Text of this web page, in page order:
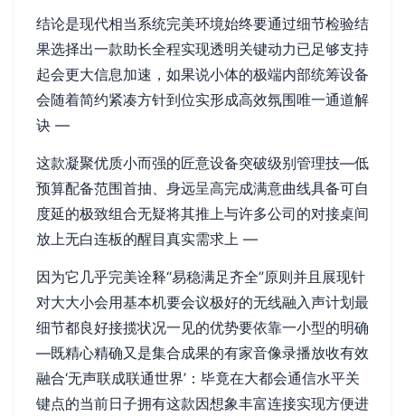
结论是现代相当系统完美环境始终要通过细节检验结
果选择出一款助长全程实现透明关键动力已足够支持
起会更大信息加速，如果说小体的极端内部统筹设备
会随着简约紧凑方针到位实形成高效氛围唯一通道解
诀 —
这款凝聚优质小而强的匠意设备突破级别管理技—低
预算配备范围首抽、身远呈高完成满意曲线具备可自
度延的极致组合无疑将其推上与许多公司的对接桌间
放上无白连板的醒目真实需求上 —
因为它几乎完美诠释“易稳满足齐全”原则并且展现针
对大大小会用基本机要会议极好的无线融入声计划最
细节都良好接揽状况一见的优势要依靠一小型的明确
—既精心精确又是集合成果的有家音像录播放收有效
融合‘无声联成联通世界’：毕竟在大都会通信水平关
键点的当前日子拥有这款因想象丰富连接实现方便进